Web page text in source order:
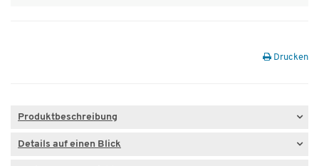
Drucken
Produktbeschreibung
Details auf einen Blick